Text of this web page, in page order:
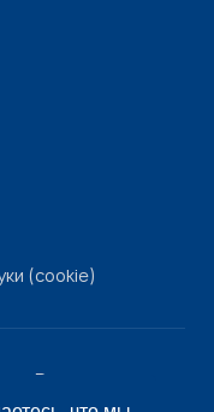
(cookie)
России